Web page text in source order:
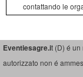
contattando le
Eventiesagre.it (D) é
autorizzato non é